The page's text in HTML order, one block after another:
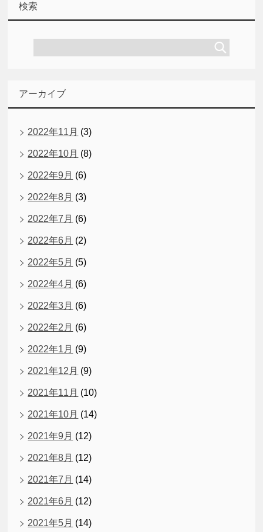
検索
アーカイブ
2022年11月 (3)
2022年10月 (8)
2022年9月 (6)
2022年8月 (3)
2022年7月 (6)
2022年6月 (2)
2022年5月 (5)
2022年4月 (6)
2022年3月 (6)
2022年2月 (6)
2022年1月 (9)
2021年12月 (9)
2021年11月 (10)
2021年10月 (14)
2021年9月 (12)
2021年8月 (12)
2021年7月 (14)
2021年6月 (12)
2021年5月 (14)